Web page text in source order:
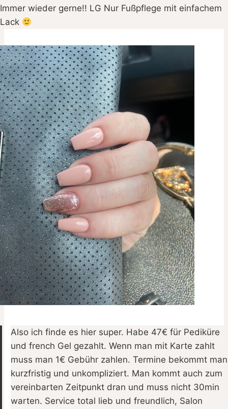
Immer wieder gerne!! LG Nur Fußpflege mit einfachem
Lack
Also ich finde es hier super. Habe 47€ für Pediküre
und french Gel gezahlt. Wenn man mit Karte zahlt
muss man 1€ Gebühr zahlen. Termine bekommt man
kurzfristig und unkompliziert. Man kommt auch zum
vereinbarten Zeitpunkt dran und muss nicht 30min
warten. Service total lieb und freundlich, Salon